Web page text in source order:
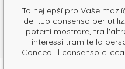
Partita IVA: SK2120864328
To nejlepší pro Vaše
del tuo consenso per
poterti mostrare, tra
interessi tramite la
Concedi il consenso